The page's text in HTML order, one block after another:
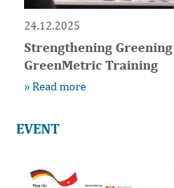
24.12.2025
Strengthening
GreenMetric Training
» Read more
EVENT